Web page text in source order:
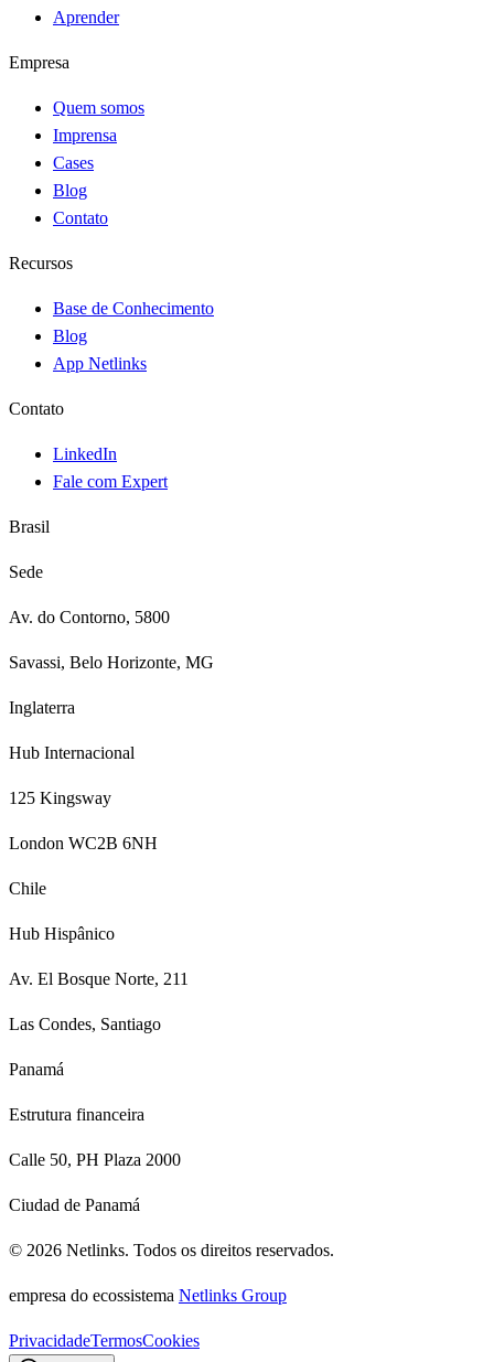
Aprender
Empresa
Quem somos
Imprensa
Cases
Blog
Contato
Recursos
Base de Conhecimento
Blog
App Netlinks
Contato
LinkedIn
Fale com Expert
Brasil
Sede
Av. do Contorno, 5800
Savassi, Belo Horizonte, MG
Inglaterra
Hub Internacional
125 Kingsway
London WC2B 6NH
Chile
Hub Hispânico
Av. El Bosque Norte, 211
Las Condes, Santiago
Panamá
Estrutura financeira
Calle 50, PH Plaza 2000
Ciudad de Panamá
© 2026 Netlinks. Todos os direitos reservados.
empresa do ecossistema Netlinks Group
PrivacidadeTermosCookies